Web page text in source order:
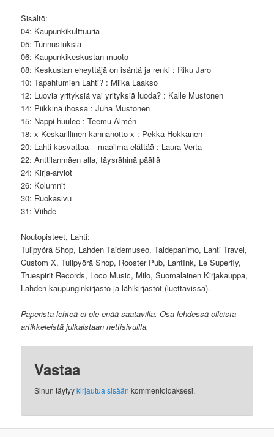
Sisältö:
04: Kaupunkikulttuuria
05: Tunnustuksia
06: Kaupunkikeskustan muoto
08: Keskustan eheyttäjä on isäntä ja renki : Riku Jaro
10: Tapahtumien Lahti? : Miika Laakso
12: Luovia yrityksiä vai yrityksiä luoda? : Kalle Mustonen
14: Piikkinä ihossa : Juha Mustonen
15: Nappi huulee : Teemu Almén
18: x Keskarillinen kannanotto x : Pekka Hokkanen
20: Lahti kasvattaa – maailma elättää : Laura Verta
22: Anttilanmäen alla, täysrähinä päällä
24: Kirja-arviot
26: Kolumnit
30: Ruokasivu
31: Viihde
Noutopisteet, Lahti:
Tulipyörä Shop, Lahden Taidemuseo, Taidepanimo, Lahti Travel,
Custom X, Tulipyörä Shop, Rooster Pub, LahtInk, Le Superfly,
Truespirit Records, Loco Music, Milo, Suomalainen Kirjakauppa,
Lahden kaupunginkirjasto ja lähikirjastot (luettavissa).
Paperista lehteä ei ole enää saatavilla. Osa lehdessä olleista
artikkeleistä julkaistaan nettisivuilla.
Vastaa
Sinun täytyykirjautua sisään kommentoidaksesi.